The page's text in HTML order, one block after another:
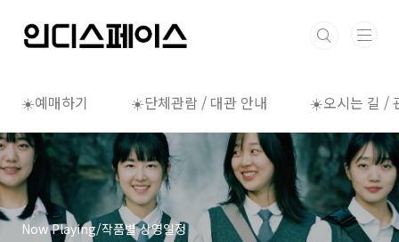
☀️예매하기 ☀️단체관람 / 대관 안내 ☀️오시는 길 /
Now Playing/작품별 상영일정